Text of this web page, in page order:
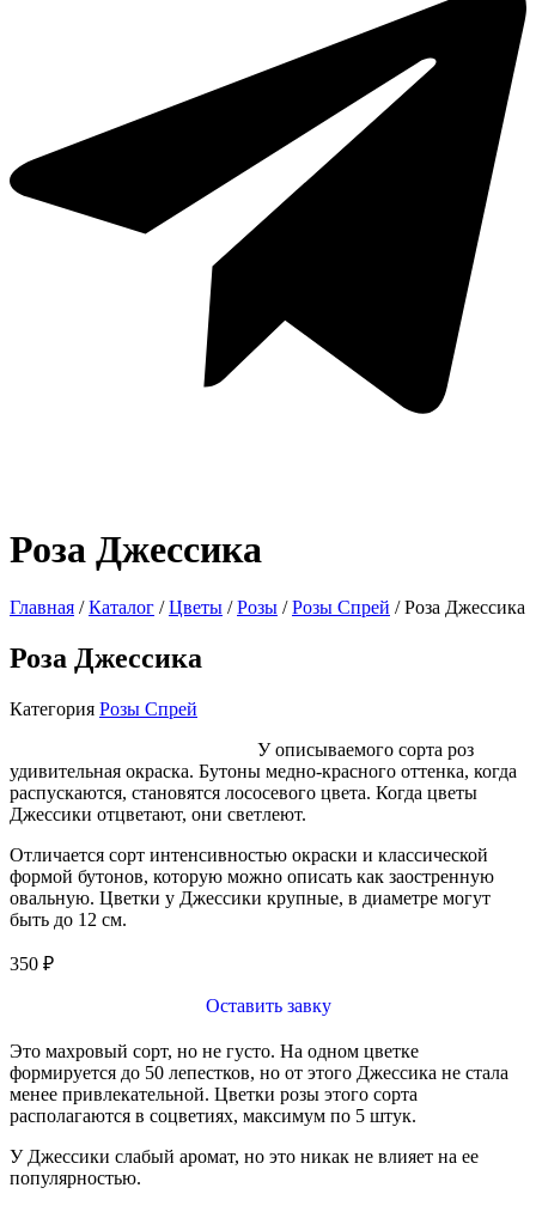
Роза Джессика
Главная /Каталог /Цветы /Розы /Розы Спрей / Роза Джессика
Роза Джессика
Категория Розы Спрей
У описываемого сорта роз
удивительная окраска. Бутоны медно-красного оттенка, когда
распускаются, становятся лососевого цвета. Когда цветы
Джессики отцветают, они светлеют.
Отличается сорт интенсивностью окраски и классической
формой бутонов, которую можно описать как заостренную
овальную. Цветки у Джессики крупные, в диаметре могут
быть до 12 см.
350 ₽
Оставить завку
Это махровый сорт, но не густо. На одном цветке
формируется до 50 лепестков, но от этого Джессика не стала
менее привлекательной. Цветки розы этого сорта
располагаются в соцветиях, максимум по 5 штук.
У Джессики слабый аромат, но это никак не влияет на ее
популярностью.